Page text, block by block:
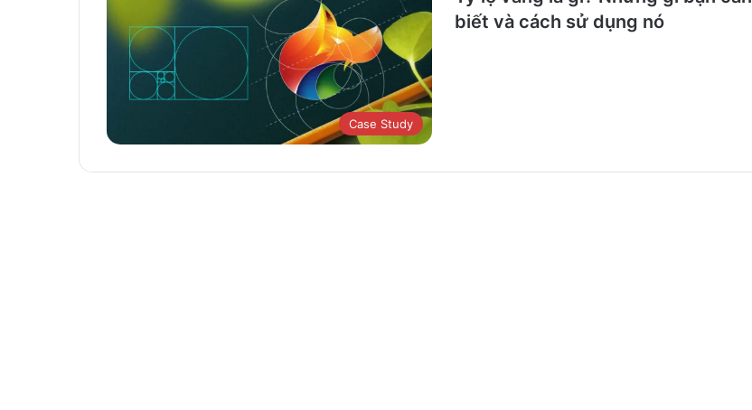
Case Study
biết và cách sử dụng nó